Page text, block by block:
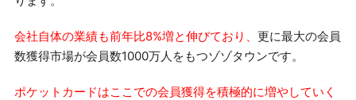
会社自体の業績も前年比8%増と伸びており、 更に最大の会員
数獲得市場が会員数1000万人をもつゾゾタウンです。
ポケットカードはここでの会員獲得を積極的に増やしていく